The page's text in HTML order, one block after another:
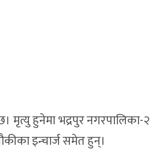
मृत्यु हुनेमा भद्रपुर नगरपालिका-२
इन्चार्ज समेत हुन्।